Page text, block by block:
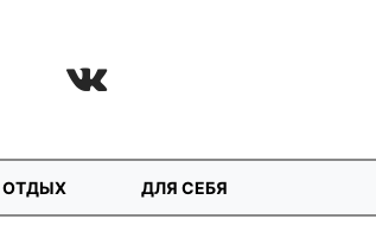
ОТДЫХ ДЛЯ СЕБЯ